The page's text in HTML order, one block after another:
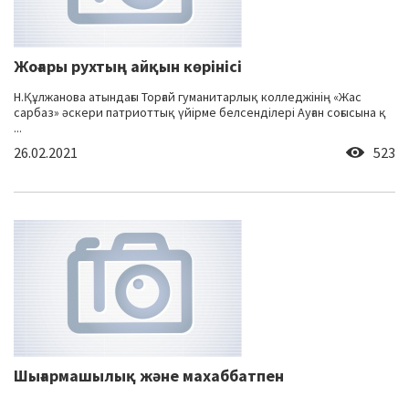
Жоғары рухтың айқын көрінісі
Н.Құлжанова атындағы Торғай гуманитарлық колледжінің «Жас
сарбаз» әскери патриоттық үйірме белсенділері Ауған соғысына қ
...
26.02.2021 523
Шығармашылық және махаббатпен